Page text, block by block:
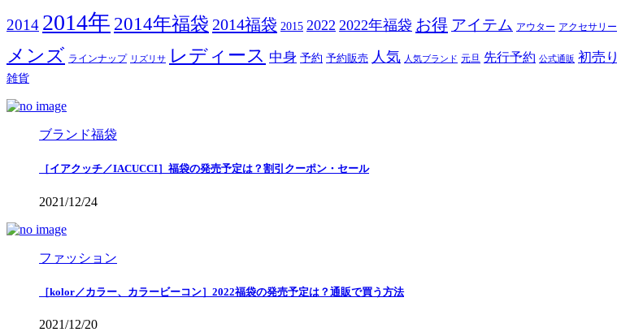
2014 2014年 2014年福袋 2014福袋 2015 2022 2022年福袋 お得 アイテム アウター アクセサリー
メンズ ラインナップ リズリサ レディース 中身 予約 予約販売 人気 人気ブランド 元旦 先行予約 公式通販 初売り
雑貨
ブランド福袋
［イアクッチ／IACUCCI］福袋の発売予定は？割引クーポン・セール
2021/12/24
ファッション
［kolor／カラー、カラービーコン］2022福袋の発売予定は？通販で買う方法
2021/12/20